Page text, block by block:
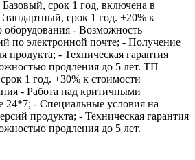
срок 1 год, включена в
срок 1 год. +20% к
оборудования - Возможность
по электронной почте; - Получение
продукта; - Техническая гарантия
продления до 5 лет. ТП
1 год. +30% к стоимости
- Работа над критичными
24*7; - Специальные условия на
продукта; - Техническая гарантия
продления до 5 лет.